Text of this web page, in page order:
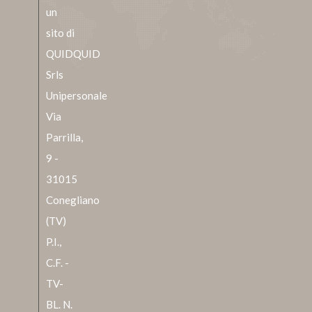
un
sito di
QUIDQUID
Srls
Unipersonale
Via
Parrilla,
9 -
31015
Conegliano
(TV)
P.I.,
C.F. -
TV-
BL. N.